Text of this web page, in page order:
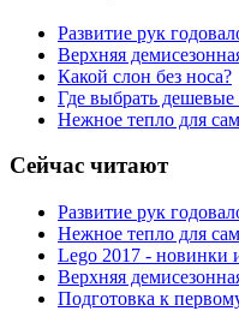
Развитие рук
Верхняя
Какой слон без носа?
Где выбрать
Нежное тепло для
Сейчас читают
Развитие рук
Нежное тепло для
Lego 2017 - новинки
Верхняя
Подготовка к